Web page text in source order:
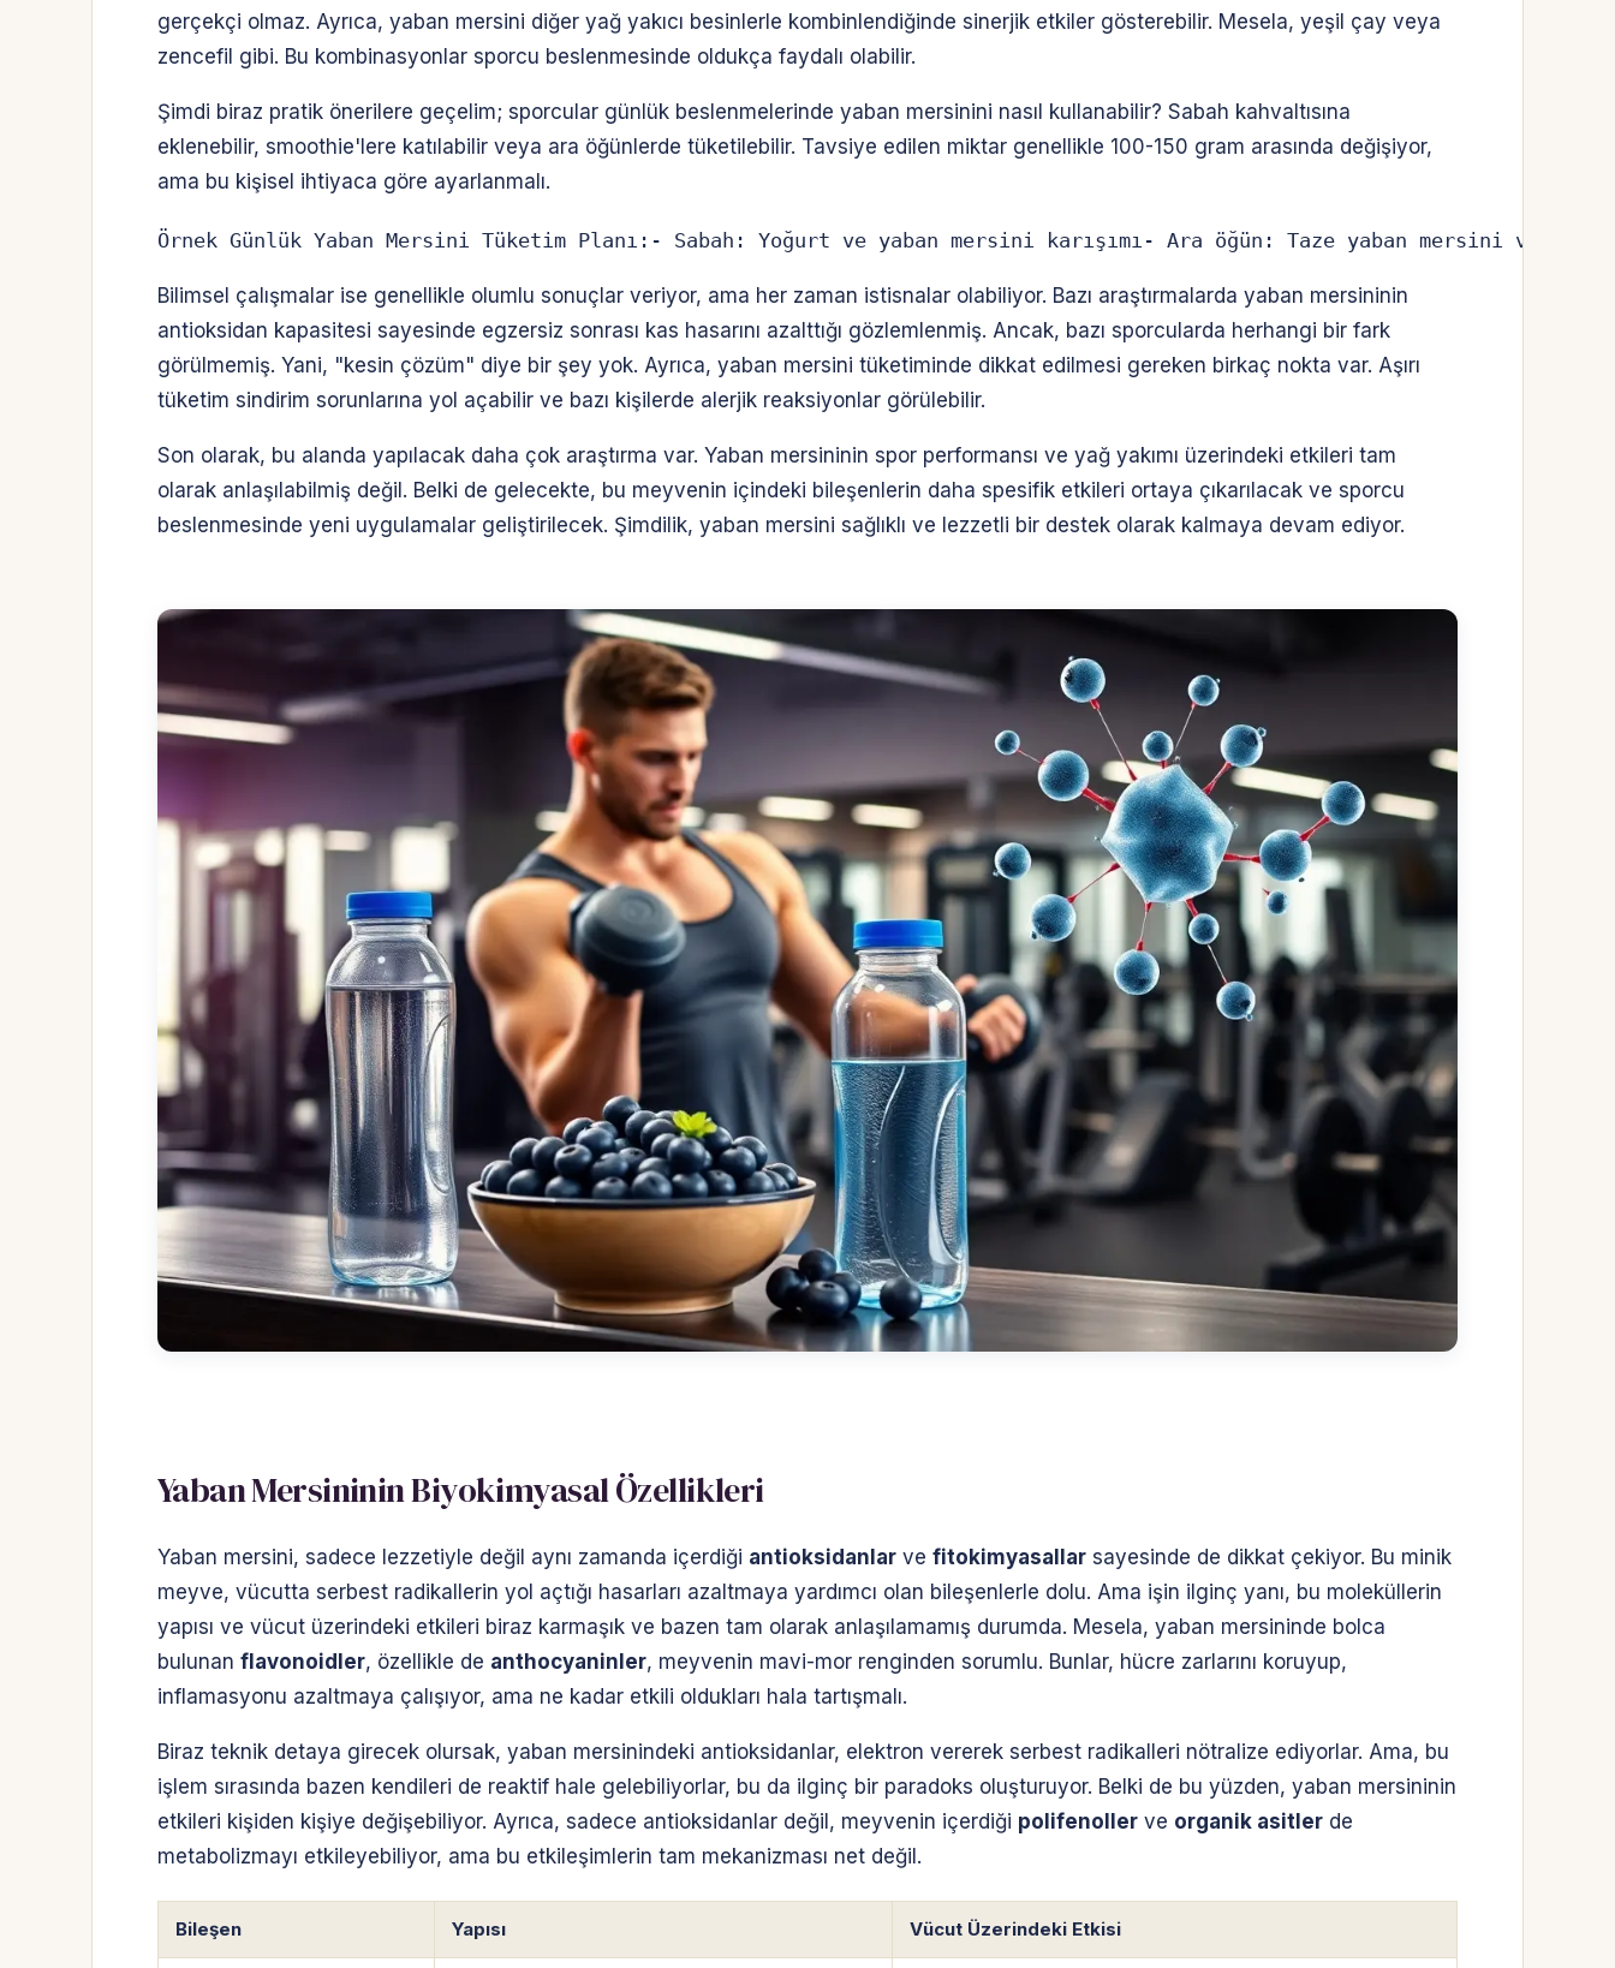
gerçekçi olmaz. Ayrıca, yaban mersini diğer yağ yakıcı besinlerle kombinlendiğinde sinerjik etkiler gösterebilir. Mesela, yeşil çay veya
zencefil gibi. Bu kombinasyonlar sporcu beslenmesinde oldukça faydalı olabilir.
Şimdi biraz pratik önerilere geçelim; sporcular günlük beslenmelerinde yaban mersinini nasıl kullanabilir? Sabah kahvaltısına
eklenebilir, smoothie'lere katılabilir veya ara öğünlerde tüketilebilir. Tavsiye edilen miktar genellikle 100-150 gram arasında değişiyor,
ama bu kişisel ihtiyaca göre ayarlanmalı.
Örnek Günlük Yaban Mersini Tüketim Planı:- Sabah: Yoğurt ve yaban mersini karışımı- Ara öğün: Taze yaban mersini
Bilimsel çalışmalar ise genellikle olumlu sonuçlar veriyor, ama her zaman istisnalar olabiliyor. Bazı araştırmalarda yaban mersininin
antioksidan kapasitesi sayesinde egzersiz sonrası kas hasarını azalttığı gözlemlenmiş. Ancak, bazı sporcularda herhangi bir fark
görülmemiş. Yani, "kesin çözüm" diye bir şey yok. Ayrıca, yaban mersini tüketiminde dikkat edilmesi gereken birkaç nokta var. Aşırı
tüketim sindirim sorunlarına yol açabilir ve bazı kişilerde alerjik reaksiyonlar görülebilir.
Son olarak, bu alanda yapılacak daha çok araştırma var. Yaban mersininin spor performansı ve yağ yakımı üzerindeki etkileri tam
olarak anlaşılabilmiş değil. Belki de gelecekte, bu meyvenin içindeki bileşenlerin daha spesifik etkileri ortaya çıkarılacak ve sporcu
beslenmesinde yeni uygulamalar geliştirilecek. Şimdilik, yaban mersini sağlıklı ve lezzetli bir destek olarak kalmaya devam ediyor.
Yaban Mersininin Biyokimyasal Özellikleri
Yaban mersini, sadece lezzetiyle değil aynı zamanda içerdiği antioksidanlarve fitokimyasallarsayesinde de dikkat çekiyor. Bu minik
meyve, vücutta serbest radikallerin yol açtığı hasarları azaltmaya yardımcı olan bileşenlerle dolu. Ama işin ilginç yanı, bu moleküllerin
yapısı ve vücut üzerindeki etkileri biraz karmaşık ve bazen tam olarak anlaşılamamış durumda. Mesela, yaban mersininde bolca
bulunan flavonoidler, özellikle de anthocyaninler, meyvenin mavi-mor renginden sorumlu. Bunlar, hücre zarlarını koruyup,
inflamasyonu azaltmaya çalışıyor, ama ne kadar etkili oldukları hala tartışmalı.
Biraz teknik detaya girecek olursak, yaban mersinindeki antioksidanlar, elektron vererek serbest radikalleri nötralize ediyorlar. Ama, bu
işlem sırasında bazen kendileri de reaktif hale gelebiliyorlar, bu da ilginç bir paradoks oluşturuyor. Belki de bu yüzden, yaban mersininin
etkileri kişiden kişiye değişebiliyor. Ayrıca, sadece antioksidanlar değil, meyvenin içerdiği polifenollerve organik asitlerde
metabolizmayı etkileyebiliyor, ama bu etkileşimlerin tam mekanizması net değil.
Bileşen Yapısı Vücut Üzerindeki Etkisi